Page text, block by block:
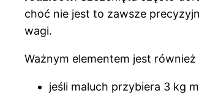
choć nie jest to zawsze
wagi.
Ważnym elementem jest
jeśli maluch przybiera 3 kg